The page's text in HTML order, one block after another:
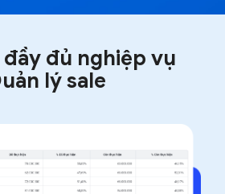
đủ nghiệp vụ
lý sale